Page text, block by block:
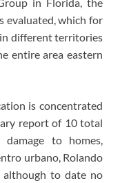
evaluated, which for
in different territories
entire area eastern
is concentrated
report of 10 total
to homes,
urbano, Rolando
although to date no